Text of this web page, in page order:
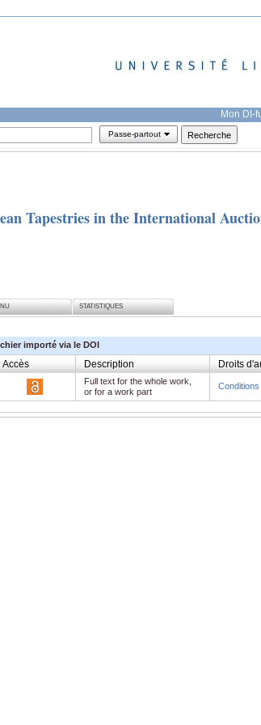
Mon DI-
Passe-partout
Tapestries in the International
STATISTIQUES
importé via le DOI
Accès Description Droits
Full text for the whole work,
or for a work part